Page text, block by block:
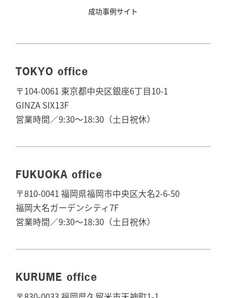
成功事例サイト
TOKYO office
〒104-0061 東京都中央区銀座6丁目10-1
GINZA SIX13F
営業時間／9:30～18:30（土日祝休）
FUKUOKA office
〒810-0041 福岡県福岡市中央区大名2-6-50
福岡大名ガーデンシティ7F
営業時間／9:30～18:30（土日祝休）
KURUME office